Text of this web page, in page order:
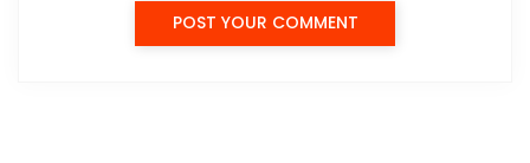
POST YOUR COMMENT